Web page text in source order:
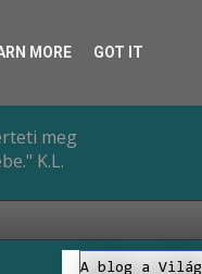
meg
K.L.
A blog a Világ
MORE GOT IT